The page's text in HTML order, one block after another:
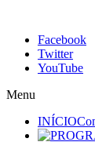
Facebook
Twitter
YouTube
Menu
INÍCIO